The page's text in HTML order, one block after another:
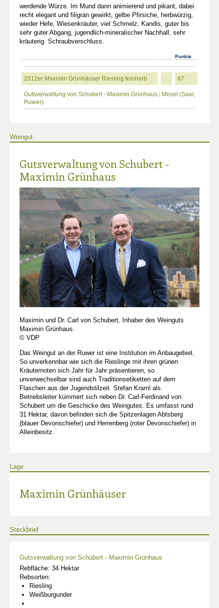
werdende Würze. Im Mund dann animierend und pikant, dabei
recht elegant und filigran gewirkt, gelbe Pfirsiche, herbwürzig,
wieder Hefe, Wiesenkräuter, viel Schmelz, Kandis, guter bis
sehr guter Abgang, jugendlich-mineralischer Nachhall, sehr
kräuterig. Schraubverschluss.
Punkte
2012er Maximin Grünhäuser Riesling feinherb 87
Gutsverwaltung von Schubert - Maximin Grünhaus
Mosel (Saar,
Ruwer)
Weingut
Gutsverwaltung von Schubert -
Maximin Grünhaus
Maximin und Dr. Carl von Schubert, Inhaber des Weinguts
Maximin Grünhaus.
© VDP
Das Weingut an der Ruwer ist eine Institution im Anbaugebiet.
So unverkennbar wie sich die Rieslinge mit ihren grünen
Kräuternoten sich Jahr für Jahr präsentieren, so
unverwechselbar sind auch Traditionsetiketten auf dem
Flaschen aus der Jugendstilzeit. Stefan Kraml als
Betriebsleiter kümmert sich neben Dr. Carl-Ferdinand von
Schubert um die Geschicke des Weingutes. Es umfasst rund
31 Hektar, davon befinden sich die Spitzenlagen Abtsberg
(blauer Devonschiefer) und Herrenberg (roter Devonschiefer) in
Alleinbesitz.
Lage
Maximin Grünhäuser
Steckbrief
Gutsverwaltung von Schubert - Maximin Grünhaus
Rebfläche: 34 Hektar
Rebsorten:
Riesling
Weißburgunder